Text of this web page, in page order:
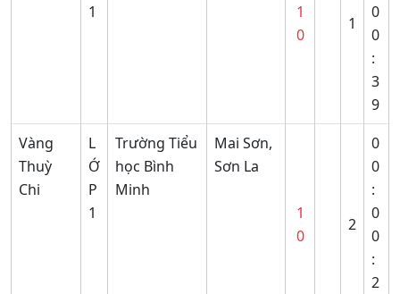
1
1
0
1
0
0
:
3
9
Vàng
Thuỳ
Chi
L
Ớ
P
1
Trường Tiểu
học Bình
Minh
Mai Sơn,
Sơn La
1
0
2
0
0
:
0
0
:
2